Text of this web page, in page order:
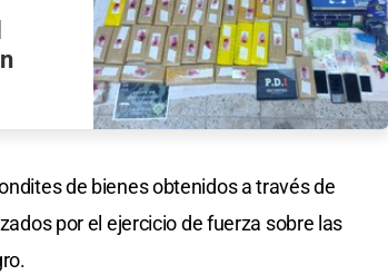
de bienes obtenidos a través de
por el ejercicio de fuerza sobre las